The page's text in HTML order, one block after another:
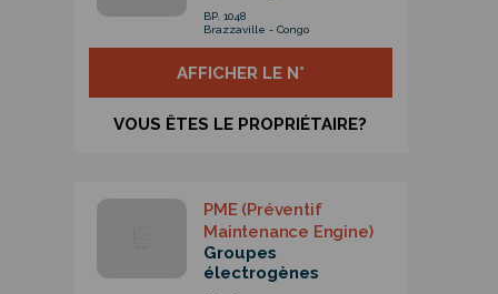
BP. 1048
Brazzaville - Congo
AFFICHER LE N°
VOUS ÊTES LE PROPRIÉTAIRE?
PME (Préventif
Maintenance Engine)
Groupes
électrogènes